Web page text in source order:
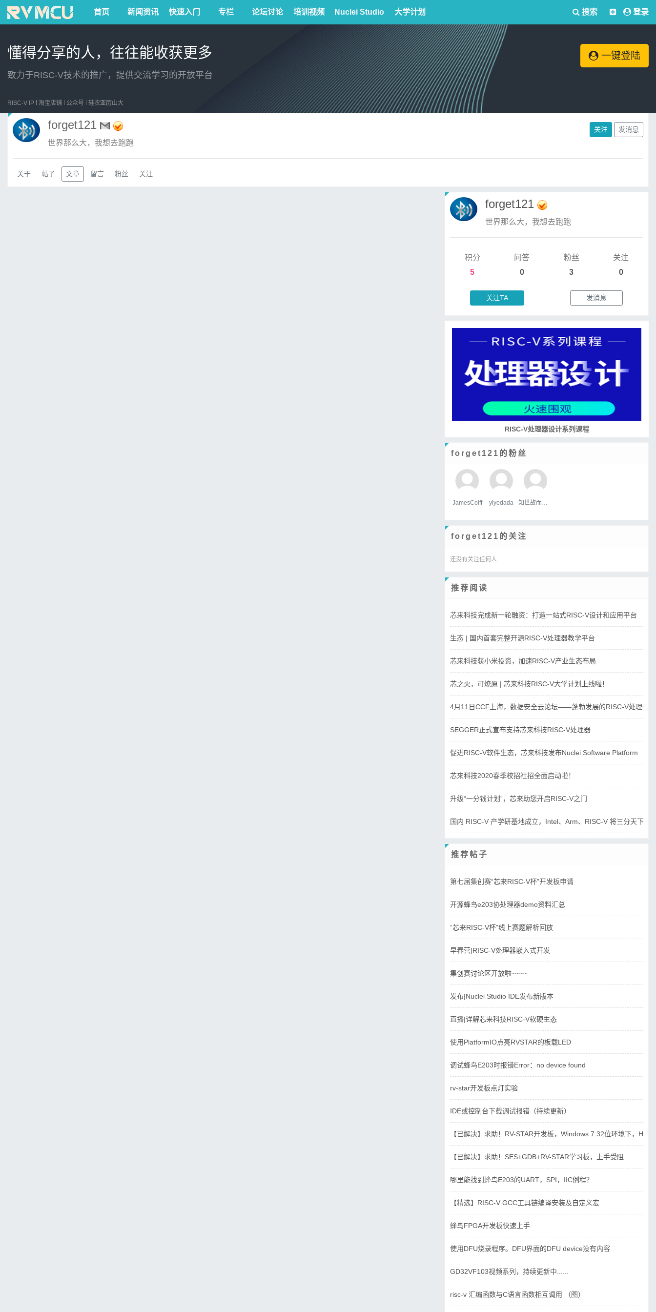
首页 新闻资讯 快速入门 专栏 论坛讨论 培训视频 Nuclei Studio 大学计划 搜索 登录
懂得分享的人，往往能收获更多
致力于RISC-V技术的推广，提供交流学习的开放平台
一键登陆
RISC-V IP 淘宝店铺 公众号 硅农亚历山大
forget121
世界那么大，我想去跑跑
关注 发消息
关于 帖子 文章 留言 粉丝 关注
forget121
世界那么大，我想去跑跑
积分
5
问答
0
粉丝
3
关注
0
关注TA 发消息
RISC-V处理器设计系列课程
forget121的粉丝
JamesCoiff yiyedada
forget121的关注
还没有关注任何人
推荐阅读
芯来科技完成新一轮融资：打造一站式RISC-V设计和应用平台
生态 | 国内首套完整开源RISC-V处理器教学平台
芯来科技获小米投资，加速RISC-V产业生态布局
芯之火，可燎原 | 芯来科技RISC-V大学计划上线啦！
4月11日CCF上海，数据安全云论坛——蓬勃发展的RISC-V处理器
SEGGER正式宣布支持芯来科技RISC-V处理器
促进RISC-V软件生态，芯来科技发布Nuclei Software Platform
芯来科技2020春季校招社招全面启动啦！
升级“一分钱计划”，芯来助您开启RISC-V之门
国内 RISC-V 产学研基地成立，Intel、Arm、RISC-V 将三分天下？
推荐帖子
第七届集创赛“芯来RISC-V杯”开发板申请
开源蜂鸟e203协处理器demo资料汇总
“芯来RISC-V杯”线上赛题解析回放
早春营|RISC-V处理器嵌入式开发
集创赛讨论区开放啦~~~~
发布|Nuclei Studio IDE发布新版本
直播|详解芯来科技RISC-V软硬生态
使用PlatformIO点亮RVSTAR的板载LED
调试蜂鸟E203时报错Error：no device found
rv-star开发板点灯实验
IDE或控制台下载调试报错（持续更新）
【已解决】求助！RV-STAR开发板，Windows 7 32位环境下，
【已解决】求助！SES+GDB+RV-STAR学习板，上手受阻
哪里能找到蜂鸟E203的UART，SPI，IIC例程？
【精选】RISC-V GCC工具链编译安装及自定义宏
蜂鸟FPGA开发板快速上手
使用DFU烧录程序。DFU界面的DFU device没有内容
GD32VF103视频系列，持续更新中......
risc-v 汇编函数与C语言函数相互调用 （图）